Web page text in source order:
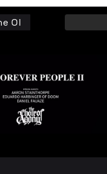
Ol